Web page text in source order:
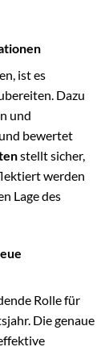
ist es
Dazu
und
bewertet
stellt sicher,
werden
Lage des
Rolle für
Die genaue